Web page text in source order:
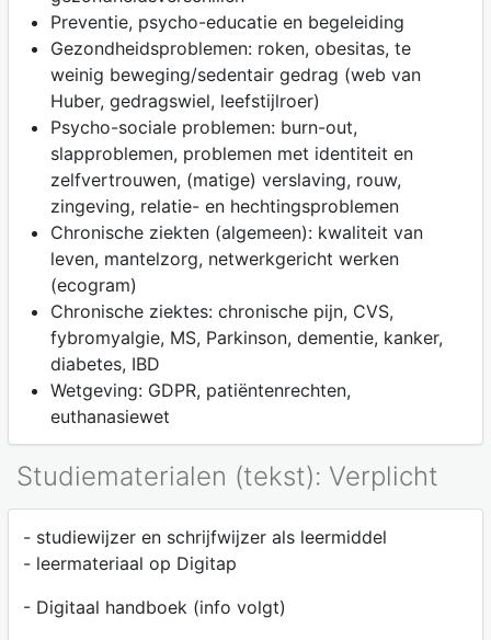
Preventie, psycho-educatie en begeleiding
Gezondheidsproblemen: roken, obesitas, te
weinig beweging/sedentair gedrag (web van
Huber, gedragswiel, leefstijlroer)
Psycho-sociale problemen: burn-out,
slapproblemen, problemen met identiteit en
zelfvertrouwen, (matige) verslaving, rouw,
zingeving, relatie- en hechtingsproblemen
Chronische ziekten (algemeen): kwaliteit van
leven, mantelzorg, netwerkgericht werken
(ecogram)
Chronische ziektes: chronische pijn, CVS,
fybromyalgie, MS, Parkinson, dementie, kanker,
diabetes, IBD
Wetgeving: GDPR, patiëntenrechten,
euthanasiewet
Studiematerialen (tekst): Verplicht
- studiewijzer en schrijfwijzer als leermiddel
- leermateriaal op Digitap
- Digitaal handboek (info volgt)